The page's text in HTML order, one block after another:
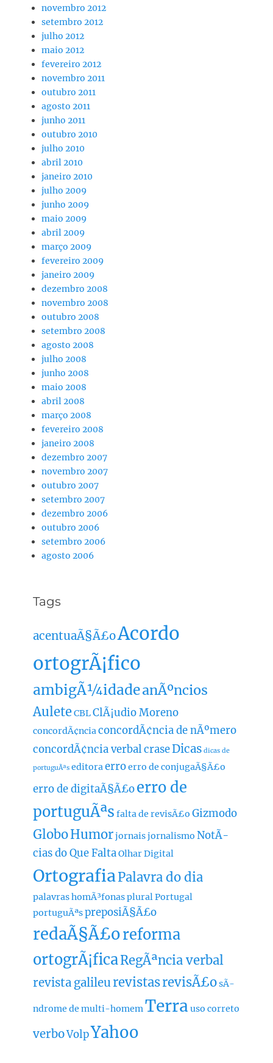
novembro 2012
setembro 2012
julho 2012
maio 2012
fevereiro 2012
novembro 2011
outubro 2011
agosto 2011
junho 2011
outubro 2010
julho 2010
abril 2010
janeiro 2010
julho 2009
junho 2009
maio 2009
abril 2009
março 2009
fevereiro 2009
janeiro 2009
dezembro 2008
novembro 2008
outubro 2008
setembro 2008
agosto 2008
julho 2008
junho 2008
maio 2008
abril 2008
março 2008
fevereiro 2008
janeiro 2008
dezembro 2007
novembro 2007
outubro 2007
setembro 2007
dezembro 2006
outubro 2006
setembro 2006
agosto 2006
Tags
acentuaÃ§Ã£oAcordo
ortogrÃ¡fico
ambigÃ¼idadeanÃºncios
AuleteCBLClÃ¡udio Moreno
concordÃ¢nciaconcordÃ¢ncia de nÃºmero
concordÃ¢ncia verbalcraseDicas dicas de
portuguÃªs editoraerroerro de conjugaÃ§Ã£o
erro de digitaÃ§Ã£oerro de
portuguÃªs falta de revisÃ£o Gizmodo
GloboHumorjornaisjornalismo NotÃ­
cias do Que FaltaOlhar Digital
OrtografiaPalavra do dia
palavras homÃ³fonaspluralPortugal
portuguÃªspreposiÃ§Ã£o
redaÃ§Ã£oreforma
ortogrÃ¡ficaRegÃªncia verbal
revista galileurevistasrevisÃ£osÃ­
ndrome de multi-homemTerra uso correto
verboVolpYahoo